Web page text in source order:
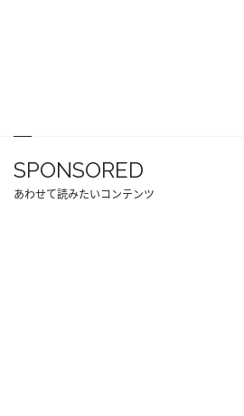
SPONSORED
あわせて読みたいコンテンツ